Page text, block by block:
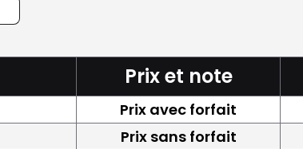
Prix et note
Prix avec forfait
Prix sans forfait